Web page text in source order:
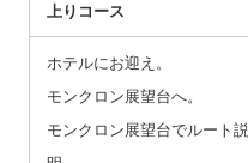
上りコース
ホテルにお迎え。
モンクロン展望台へ。
モンクロン展望台でルート説